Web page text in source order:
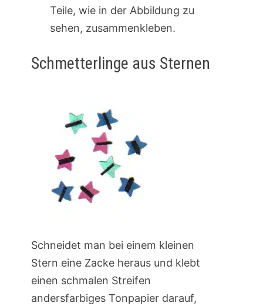
Teile, wie in der Abbildung zu
sehen, zusammenkleben.
Schmetterlinge aus Sternen
Schneidet man bei einem kleinen
Stern eine Zacke heraus und klebt
einen schmalen Streifen
andersfarbiges Tonpapier darauf,